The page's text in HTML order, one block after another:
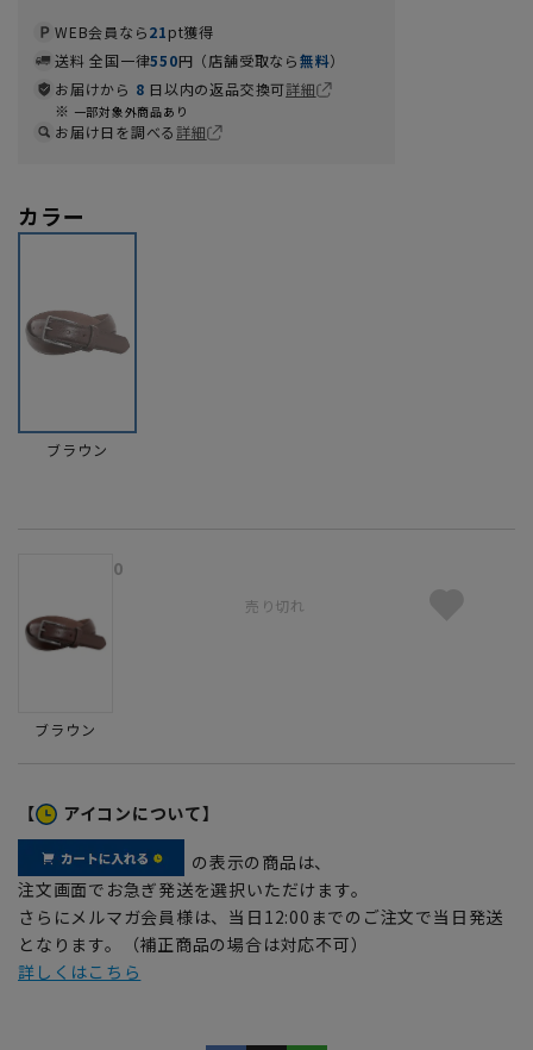
WEB会員なら21pt獲得
送料 全国一律550円（店舗受取なら無料）
お届けから 8 日以内の返品交換可詳細
一部対象外商品あり
お届け日を調べる詳細
カラー
ブラウン
ブラウン
0
売り切れ
【 アイコンについて】
の表示の商品は、
注文画面でお急ぎ発送を選択いただけます。
さらにメルマガ会員様は、当日12:00までのご注文で当日発送
となります。（補正商品の場合は対応不可）
詳しくはこちら